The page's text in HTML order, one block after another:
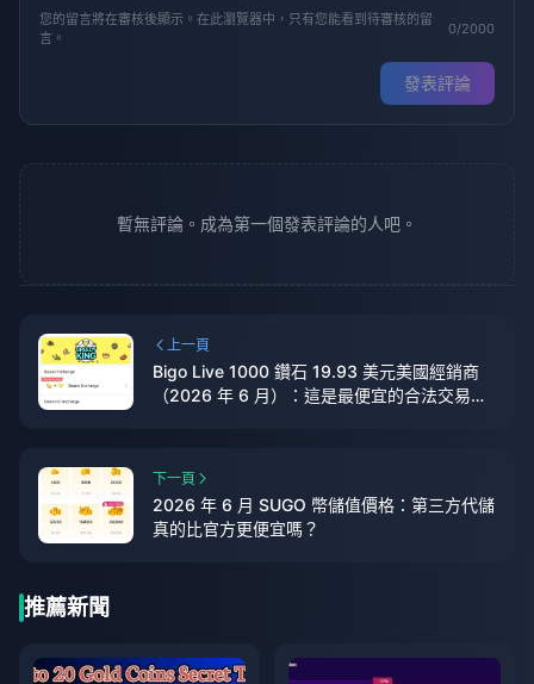
您的留言將在審核後顯示。在此瀏覽器中，只有您能看到待審核的留
言。
0/2000
發表評論
暫無評論。成為第一個發表評論的人吧。
上一頁
Bigo Live 1000 鑽石 19.93 美元美國經銷商
（2026 年 6 月）：這是最便宜的合法交易
下一頁
2026 年 6 月 SUGO 幣儲值價格：第三方代儲
真的比官方更便宜嗎？
推薦新聞